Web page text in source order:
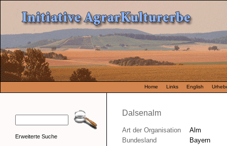
Home Links English
Erweiterte Suche
Dalsenalm
Art der Organisation
Alm
Bundesland
Bayern